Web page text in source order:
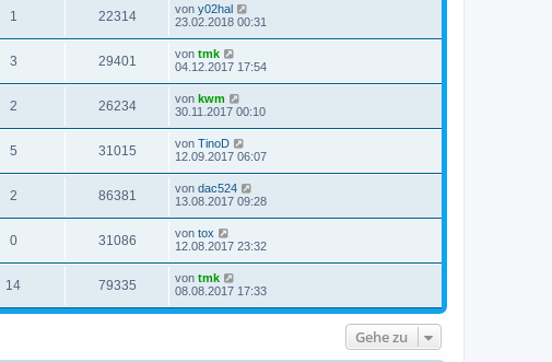
1 22314 von y02hal
23.02.2018 00:31
3 29401 von tmk
04.12.2017 17:54
2 26234 von kwm
30.11.2017 00:10
5 31015 von TinoD
12.09.2017 06:07
2 86381 von dac524
13.08.2017 09:28
0 31086 von tox
12.08.2017 23:32
14 79335 von tmk
08.08.2017 17:33
Gehe zu